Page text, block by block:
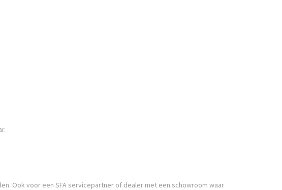
Ook voor een SFA servicepartner of dealer met een schowroom waar